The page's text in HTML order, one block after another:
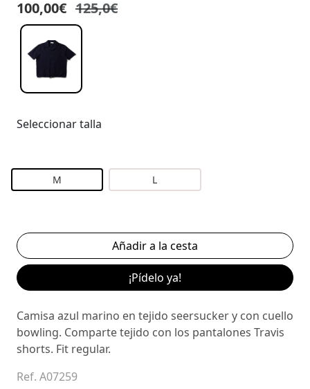
100,00€ 125,0€
Seleccionar talla
M L
¡Pídelo ya!
Camisa azul marino en tejido seersucker y con cuello
bowling. Comparte tejido con los pantalones Travis
shorts. Fit regular.
Ref. A07259